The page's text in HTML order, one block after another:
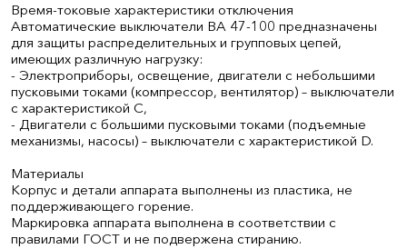
Время-токовые характеристики отключения
Автоматические выключатели ВА 47-100 предназначены
для защиты распределительных и групповых цепей,
имеющих различную нагрузку:
- Электроприборы, освещение, двигатели с небольшими
пусковыми токами (компрессор, вентилятор) – выключатели
с характеристикой C,
- Двигатели с большими пусковыми токами (подъемные
механизмы, насосы) – выключатели с характеристикой D.
Материалы
Корпус и детали аппарата выполнены из пластика, не
поддерживающего горение.
Маркировка аппарата выполнена в соответствии с
правилами ГОСТ и не подвержена стиранию.